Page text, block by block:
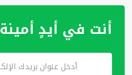
أنت في أيدٍ أمينة